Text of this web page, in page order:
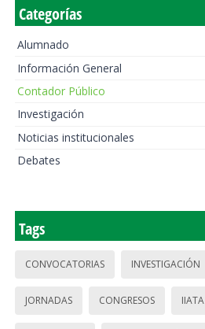
Categorías
Alumnado
Información General
Contador Público
Investigación
Noticias institucionales
Debates
Tags
CONVOCATORIAS INVESTIGACIÓN
JORNADAS CONGRESOS IIATA